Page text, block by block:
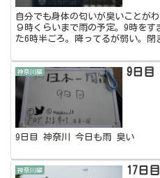
自分でも身体の匂いが臭いことが
９時くらいまで雨の予定。9時を
た6時半ごろ。降ってるが弱い。
神奈川編 9日目
9日目 神奈川 今日も雨 臭い
神奈川編 17日